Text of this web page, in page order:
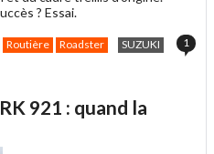
? Essai.
Routière Roadster SUZUKI 1
921 : quand la